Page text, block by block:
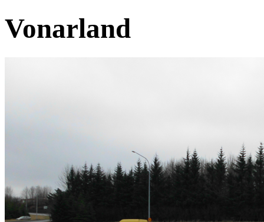
Vonarland